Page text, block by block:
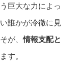
巨大な力によっ
誰かが冷徹に見
が、情報支配と
す。